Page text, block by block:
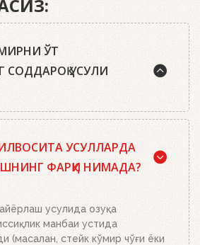
ЎТ
УСУЛИ
ўт олдириш
бизнинг ўт олдириш
Ўт олдириш
кўмир панжараси
олдириш кубикидан қўйинг ва
кўмир ёки брикетлар билан
УСУЛЛАРДА
ФАРҚИ НИМАДА?
усулида озуқа
манбаи устида
(масалан, стейк кўмир чўғи ёки